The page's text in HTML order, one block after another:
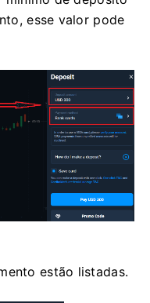
esse valor pode
estão listadas.